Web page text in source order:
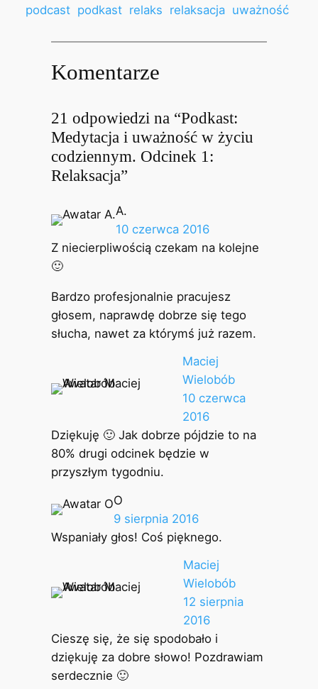
podcast podkast relaks relaksacja uważność
Komentarze
21 odpowiedzi na “Podkast:
Medytacja i uważność w życiu
codziennym. Odcinek 1:
Relaksacja”
A.
10 czerwca 2016
Z niecierpliwością czekam na kolejne
🙂
Bardzo profesjonalnie pracujesz
głosem, naprawdę dobrze się tego
słucha, nawet za którymś już razem.
Maciej
Wielobób
10 czerwca
2016
Dziękuję 🙂 Jak dobrze pójdzie to na
80% drugi odcinek będzie w
przyszłym tygodniu.
O
9 sierpnia 2016
Wspaniały głos! Coś pięknego.
Maciej
Wielobób
12 sierpnia
2016
Cieszę się, że się spodobało i
dziękuję za dobre słowo! Pozdrawiam
serdecznie 🙂